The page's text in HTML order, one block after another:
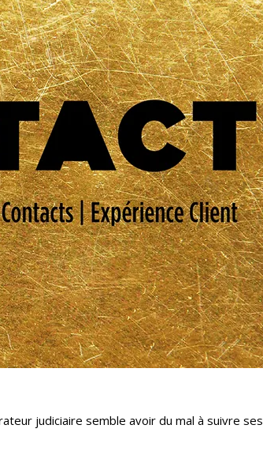
Whatsapp
judiciaire semble avoir du mal à suivre ses